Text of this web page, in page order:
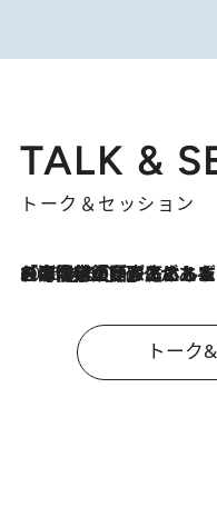
TALK &
トーク＆セッション
2026.8.3
「今後値上げがあるとすれば…」「リスクがあるのは今年の冬」エネルギー専門家が語る、ホルムズ海峡封鎖が家庭にもたらす“ある心配”
トーク